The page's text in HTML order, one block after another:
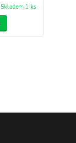
Skladem 1 ks